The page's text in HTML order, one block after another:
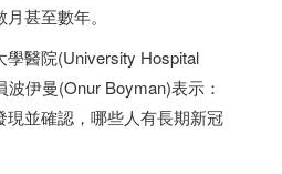
甚至數年。
醫院(University Hospital
伊曼(Onur Boyman)表示：
現並確認，哪些人有長期新冠